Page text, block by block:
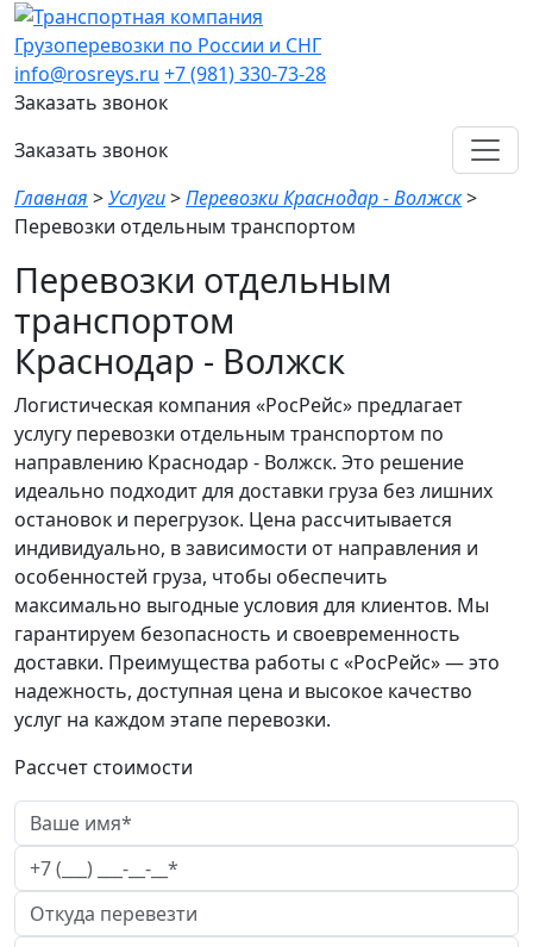
Грузоперевозки по России и СНГ
info@rosreys.ru +7 (981) 330-73-28
Заказать звонок
Заказать звонок
Главная >Услуги>Перевозки Краснодар - Волжск>
Перевозки отдельным транспортом
Перевозки отдельным
транспортом
Краснодар - Волжск
Логистическая компания «РосРейс» предлагает
услугу перевозки отдельным транспортом по
направлению Краснодар - Волжск. Это решение
идеально подходит для доставки груза без лишних
остановок и перегрузок. Цена рассчитывается
индивидуально, в зависимости от направления и
особенностей груза, чтобы обеспечить
максимально выгодные условия для клиентов. Мы
гарантируем безопасность и своевременность
доставки. Преимущества работы с «РосРейс» — это
надежность, доступная цена и высокое качество
услуг на каждом этапе перевозки.
Рассчет стоимости